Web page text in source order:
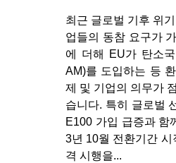
최근 글로벌 기후 위
업들의 동참 요구가
에 더해 EU가 탄소
AM)를 도입하는 등
제 및 기업의 의무가
습니다. 특히 글로벌
E100 가입 급증과 함
3년 10월 전환기간 시
격 시행을...